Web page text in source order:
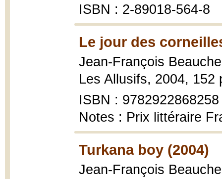
ISBN : 2-89018-564-8
Le jour des
Jean-François
Les Allusifs, 2004, 152
ISBN : 9782922868258
Notes : Prix littéraire
Turkana boy (2004)
Jean-François